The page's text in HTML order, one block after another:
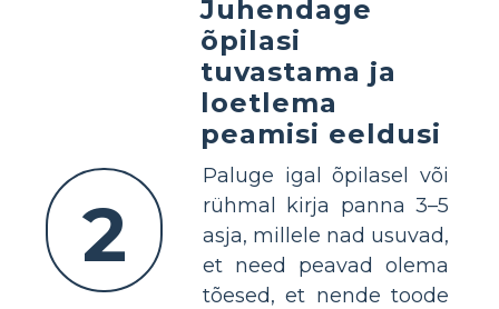
2
Juhendage
õpilasi
tuvastama ja
loetlema
peamisi eeldusi
Paluge igal õpilasel või
rühmal kirja panna 3–5
asja, millele nad usuvad,
et need peavad olema
tõesed, et nende toode